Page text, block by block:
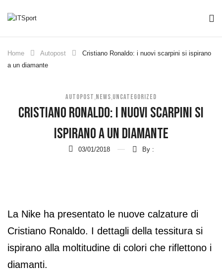
Home Autopost
Cristiano Ronaldo: i nuovi scarpini si ispirano
a un diamante
AUTOPOST ,NEWS,UNCATEGORIZED
Cristiano Ronaldo: I Nuovi Scarpini Si
Ispirano A Un Diamante
03/01/2018 By :
La Nike ha presentato le nuove calzature di
Cristiano Ronaldo. I dettagli della tessitura si
ispirano alla moltitudine di colori che riflettono i
diamanti.